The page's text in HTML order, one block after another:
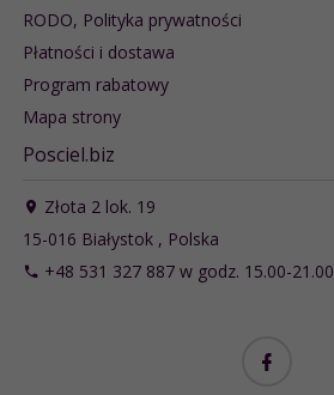
RODO, Polityka prywatności
Płatności i dostawa
Program rabatowy
Mapa strony
Posciel.biz
Złota 2 lok. 19
15-016 Białystok , Polska
+48 531 327 887 w godz. 15.00-21.00